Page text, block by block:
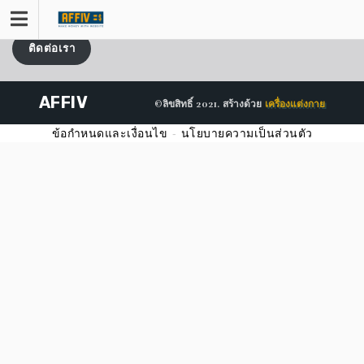
ข้าม
ไป
ที่
เนื้อหา
ติดต่อเรา
AFFIV ©ลิขสิทธิ์ 2021. สร้างด้วย เครื่องแต่งกาย
ข้อกำหนดและเงื่อนไข - นโยบายความเป็นส่วนตัว